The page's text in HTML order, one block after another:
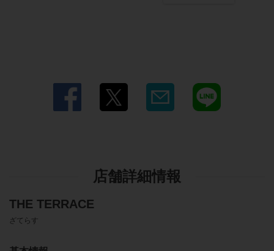
店舗詳細情報
THE TERRACE
ざてらす